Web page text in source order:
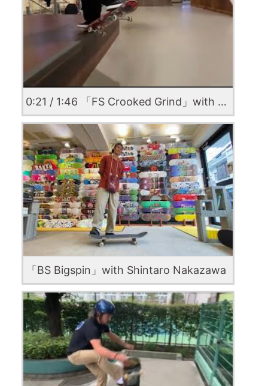
0:21 / 1:46 「FS Crooked Grind」with Kairi Netsuke
「BS Bigspin」with Shintaro Nakazawa